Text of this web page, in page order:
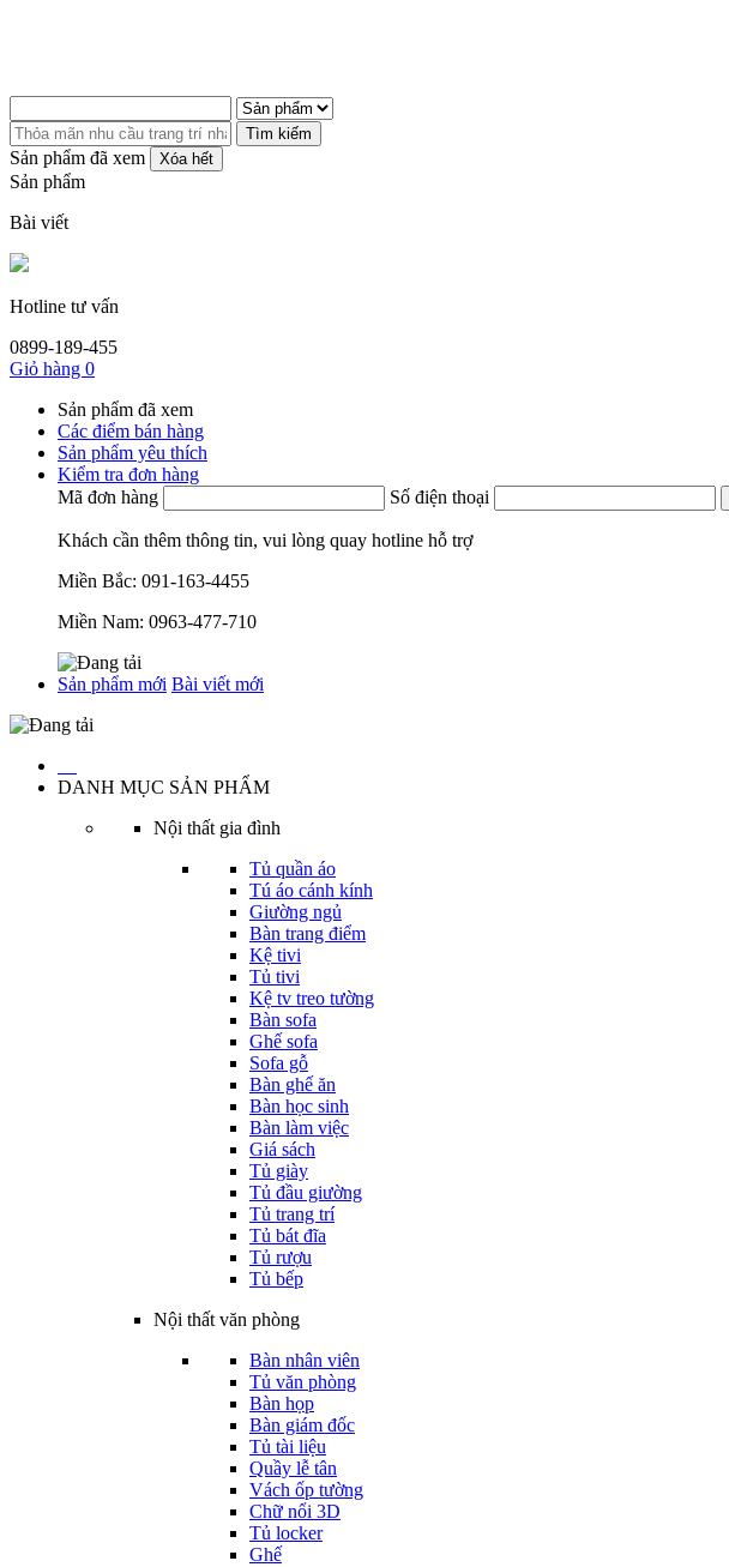
Tìm kiếm
Sản phẩm đã xem Xóa hết
Sản phẩm
Bài viết
Hotline tư vấn
0899-189-455
Giỏ hàng 0
Sản phẩm đã xem
Các điểm bán hàng
Sản phẩm yêu thích
Kiểm tra đơn hàng
Mã đơn hàng
Số điện thoại
Khách cần thêm thông tin, vui lòng quay hotline hỗ trợ
Miền Bắc: 091-163-4455
Miền Nam: 0963-477-710
Sản phẩm mới Bài viết mới
DANH MỤC SẢN PHẨM
Nội thất gia đình
Tủ quần áo
Tú áo cánh kính
Giường ngủ
Bàn trang điểm
Kệ tivi
Tủ tivi
Kệ tv treo tường
Bàn sofa
Ghế sofa
Sofa gỗ
Bàn ghế ăn
Bàn học sinh
Bàn làm việc
Giá sách
Tủ giày
Tủ đầu giường
Tủ trang trí
Tủ bát đĩa
Tủ rượu
Tủ bếp
Nội thất văn phòng
Bàn nhân viên
Tủ văn phòng
Bàn họp
Bàn giám đốc
Tủ tài liệu
Quầy lễ tân
Vách ốp tường
Chữ nổi 3D
Tủ locker
Ghế